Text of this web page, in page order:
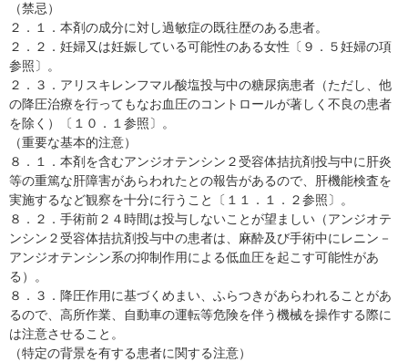
（禁忌）
２．１．本剤の成分に対し過敏症の既往歴のある患者。
２．２．妊婦又は妊娠している可能性のある女性〔９．５妊婦の項
参照〕。
２．３．アリスキレンフマル酸塩投与中の糖尿病患者（ただし、他
の降圧治療を行ってもなお血圧のコントロールが著しく不良の患者
を除く）〔１０．１参照〕。
（重要な基本的注意）
８．１．本剤を含むアンジオテンシン２受容体拮抗剤投与中に肝炎
等の重篤な肝障害があらわれたとの報告があるので、肝機能検査を
実施するなど観察を十分に行うこと〔１１．１．２参照〕。
８．２．手術前２４時間は投与しないことが望ましい（アンジオテ
ンシン２受容体拮抗剤投与中の患者は、麻酔及び手術中にレニン－
アンジオテンシン系の抑制作用による低血圧を起こす可能性があ
る）。
８．３．降圧作用に基づくめまい、ふらつきがあらわれることがあ
るので、高所作業、自動車の運転等危険を伴う機械を操作する際に
は注意させること。
（特定の背景を有する患者に関する注意）